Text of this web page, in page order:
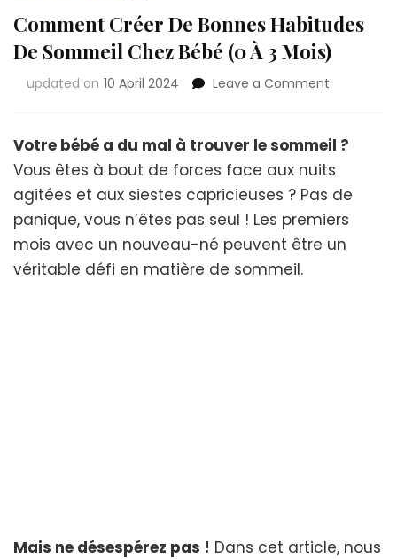
Comment Créer De Bonnes Habitudes
De Sommeil Chez Bébé (0 À 3 Mois)
updated on 10 April 2024 Leave a Comment
De
Habitudes
De
Sommeil
Bébé
Votre bébé a du mal à trouver le sommeil ?
Vous êtes à bout de forces face aux nuits
agitées et aux siestes capricieuses ? Pas de
panique, vous n’êtes pas seul ! Les premiers
mois avec un nouveau-né peuvent être un
véritable défi en matière de sommeil.
Mais ne désespérez pas ! Dans cet article, nous